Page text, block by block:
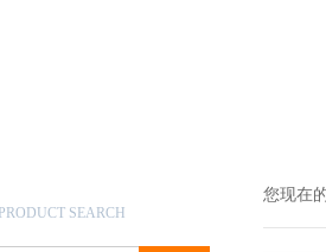
PRODUCT SEARCH
您现在